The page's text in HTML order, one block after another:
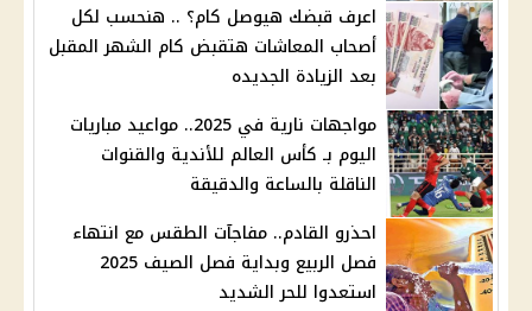
اعرف قبضك هيوصل كام؟ .. هنحسب لكل
أصحاب المعاشات هتقبض كام الشهر المقبل
بعد الزيادة الجديده
مواجهات نارية في 2025.. مواعيد مباريات
اليوم بـ كأس العالم للأندية والقنوات
الناقلة بالساعة والدقيقة
احذرو القادم.. مفاجآت الطقس مع انتهاء
فصل الربيع وبداية فصل الصيف 2025
استعدوا للحر الشديد